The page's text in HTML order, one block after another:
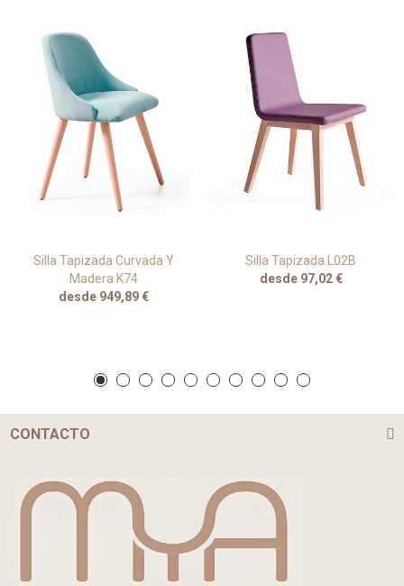
Silla Tapizada Curvada Y
Madera K74
desde 949,89 €
Silla Tapizada L02B
desde 97,02 €
CONTACTO